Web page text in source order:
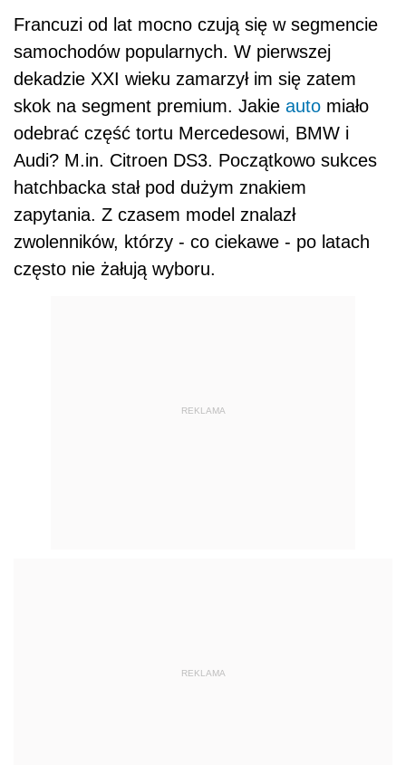
Francuzi od lat mocno czują się w segmencie
samochodów popularnych. W pierwszej
dekadzie XXI wieku zamarzył im się zatem
skok na segment premium. Jakie auto miało
odebrać część tortu Mercedesowi, BMW i
Audi? M.in. Citroen DS3. Początkowo sukces
hatchbacka stał pod dużym znakiem
zapytania. Z czasem model znalazł
zwolenników, którzy - co ciekawe - po latach
często nie żałują wyboru.
REKLAMA
REKLAMA